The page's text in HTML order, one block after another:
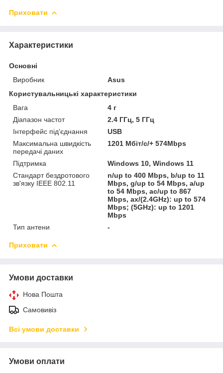
Приховати
Характеристики
Основні
Виробник
Asus
Користувальницькі характеристики
Вага
4 г
Діапазон частот
2.4 ГГц, 5 ГГц
Інтерфейс під'єднання
USB
Максимальна швидкість
передачі даних
1201 Мбіт/с/+ 574Mbps
Підтримка
Windows 10, Windows 11
Стандарт бездротового
зв'язку IEEE 802.11
n/up to 400 Mbps, b/up to 11
Mbps, g/up to 54 Mbps, a/up
to 54 Mbps, ac/up to 867
Mbps, ax/(2.4GHz): up to 574
Mbps; (5GHz): up to 1201
Mbps
Тип антени
-
Приховати
Умови доставки
Нова Пошта
Самовивіз
Всі умови доставки
Умови оплати